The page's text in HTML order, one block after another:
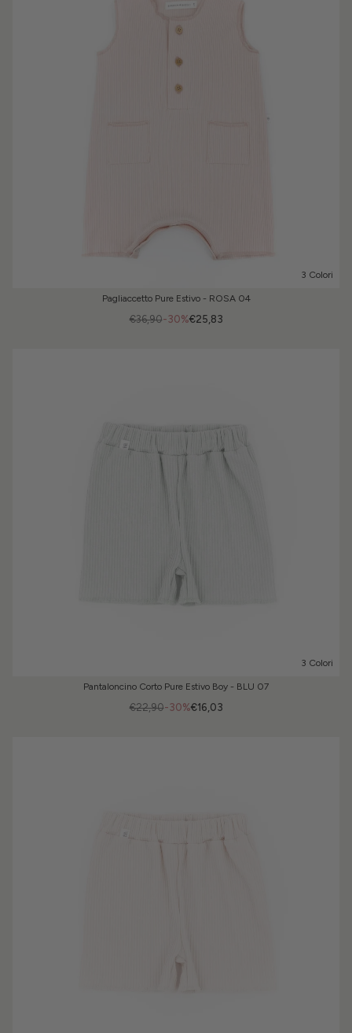
3 Colori
Pagliaccetto Pure Estivo - ROSA 04
-30%
€36,90 €25,83
3 Colori
Pantaloncino Corto Pure Estivo Boy - BLU 07
-30%
€22,90 €16,03